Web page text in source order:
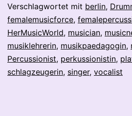
Verschlagwortet mit berlin,
femalemusicforce,
HerMusicWorld, musician,
musiklehrerin, musikpaedagogin,
Percussionist, perkussionistin,
schlagzeugerin, singer, vocalist